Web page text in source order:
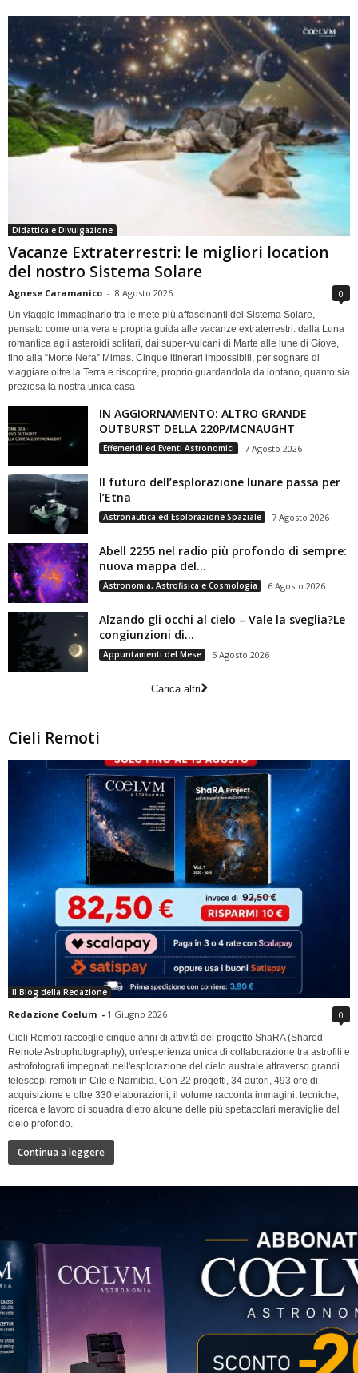
Didattica e Divulgazione
Vacanze Extraterrestri: le migliori location
del nostro Sistema Solare
Agnese Caramanico - 8 Agosto 2026 0
Un viaggio immaginario tra le mete più affascinanti del Sistema Solare,
pensato come una vera e propria guida alle vacanze extraterrestri: dalla Luna
romantica agli asteroidi solitari, dai super-vulcani di Marte alle lune di Giove,
fino alla “Morte Nera” Mimas. Cinque itinerari impossibili, per sognare di
viaggiare oltre la Terra e riscoprire, proprio guardandola da lontano, quanto sia
preziosa la nostra unica casa
IN AGGIORNAMENTO: ALTRO GRANDE
OUTBURST DELLA 220P/MCNAUGHT
Effemeridi ed Eventi Astronomici 7 Agosto 2026
Il futuro dell’esplorazione lunare passa per
l’Etna
Astronautica ed Esplorazione Spaziale 7 Agosto 2026
Abell 2255 nel radio più profondo di sempre:
nuova mappa del...
Astronomia, Astrofisica e Cosmologia 6 Agosto 2026
Alzando gli occhi al cielo – Vale la sveglia?Le
congiunzioni di...
Appuntamenti del Mese 5 Agosto 2026
Carica altri
Cieli Remoti
Il Blog della Redazione
Redazione Coelum - 1 Giugno 2026 0
Cieli Remoti raccoglie cinque anni di attività del progetto ShaRA (Shared
Remote Astrophotography), un'esperienza unica di collaborazione tra astrofili e
astrofotografi impegnati nell'esplorazione del cielo australe attraverso grandi
telescopi remoti in Cile e Namibia. Con 22 progetti, 34 autori, 493 ore di
acquisizione e oltre 330 elaborazioni, il volume racconta immagini, tecniche,
ricerca e lavoro di squadra dietro alcune delle più spettacolari meraviglie del
cielo profondo.
Continua a leggere